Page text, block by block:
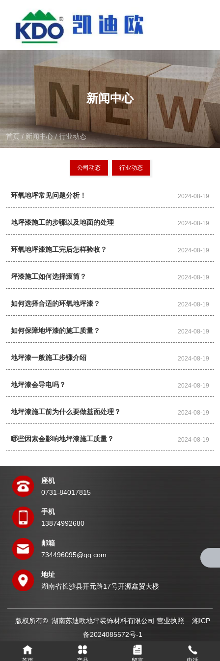
新闻中心
首页 / 新闻中心 /行业动态
公司动态 行业动态
2024-08-19
环氧地坪常见问题分析！
2024-08-19
地坪漆施工的步骤以及地面的处理
2024-08-19
环氧地坪漆施工完后怎样验收？
2024-08-19
坪漆施工如何选择滚筒？
2024-08-19
如何选择合适的环氧地坪漆？
2024-08-19
如何保障地坪漆的施工质量？
2024-08-19
地坪漆一般施工步骤介绍
2024-08-19
地坪漆会导电吗？
2024-08-19
地坪漆施工前为什么要做基面处理？
2024-08-19
哪些因素会影响地坪漆施工质量？
座机
0731-84017815
手机
13874992680
邮箱
734496095@qq.com
地址
湖南省长沙县开元路17号开源鑫贸大楼
版权所有© 湖南苏迪欧地坪装饰材料有限公司 营业执照
湘ICP
备2024085572号-1